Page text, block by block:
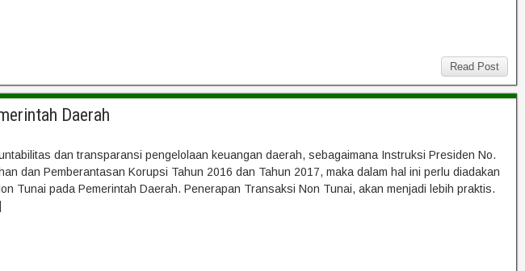
Read Post
Daerah
dan transparansi pengelolaan keuangan daerah, sebagaimana Instruksi Presiden No.
dan Pemberantasan Korupsi Tahun 2016 dan Tahun 2017, maka dalam hal ini perlu diadakan
Tunai pada Pemerintah Daerah. Penerapan Transaksi Non Tunai, akan menjadi lebih praktis.